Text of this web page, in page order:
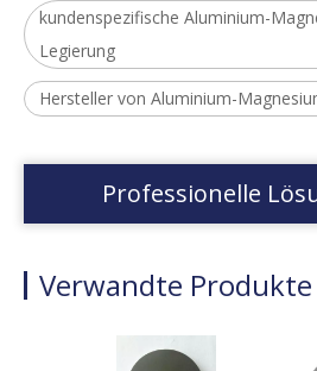
kundenspezifische Aluminium-
Legierung
Hersteller von Aluminium-
Professionelle
Verwandte Produkte